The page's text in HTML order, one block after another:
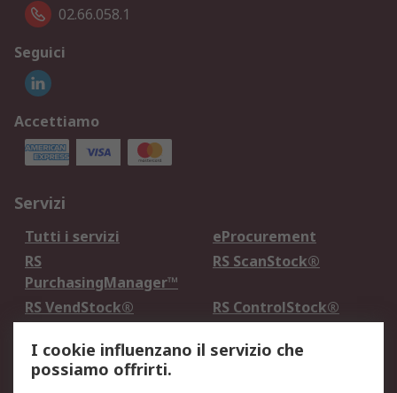
02.66.058.1
Seguici
Accettiamo
Servizi
Tutti i servizi
eProcurement
RS
PurchasingManager™
RS ScanStock®
RS VendStock®
RS ControlStock®
Legale
I cookie influenzano il servizio che
possiamo offrirti.